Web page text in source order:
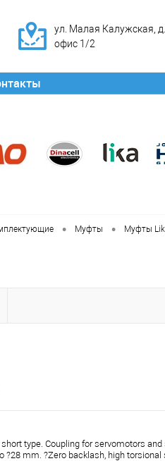
ул. Малая Калужская,
офис 1/2
• Муфты • Муфты
type. Coupling for servomotors and
?28 mm. ?Zero backlash, high torsional